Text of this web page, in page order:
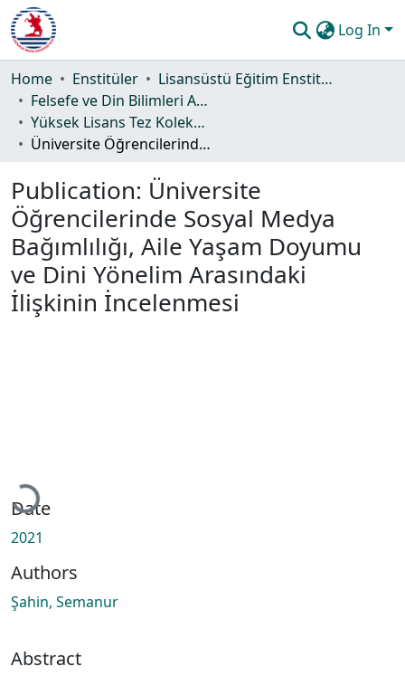
Log In
Communities & Collections
All of DSpace
Statistics
Guide
Home Enstitüler
Lisansüstü Eğitim Enstitüsü
Felsefe ve Din Bilimleri Ana Bilim Dalı
Yüksek Lisans Tez Koleksiyonu
Üniversite Öğrencilerinde Sosyal Medya Bağımlılığı, Aile Yaşam Doyumu ve Dini Yönelim Arasındaki İlişkinin İncelenmesi
Publication: Üniversite
Öğrencilerinde Sosyal Medya
Bağımlılığı, Aile Yaşam Doyumu
ve Dini Yönelim Arasındaki
İlişkinin İncelenmesi
Loading...
Date
2021
Authors
Şahin, Semanur
Abstract